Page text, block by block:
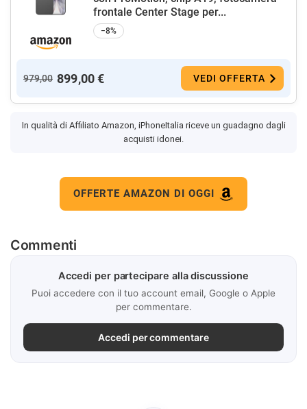
frontale Center Stage per...
−8%
979,00 899,00 € VEDI OFFERTA
In qualità di Affiliato Amazon, iPhoneItalia riceve un guadagno dagli
acquisti idonei.
OFFERTE AMAZON DI OGGI
Commenti
Accedi per partecipare alla discussione
Puoi accedere con il tuo account email, Google o Apple
per commentare.
Accedi per commentare